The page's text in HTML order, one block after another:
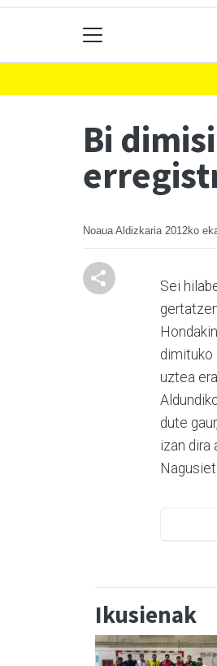
Bi
Noaua Aldizkaria 2012ko
Sei
dimituko
uztea
dute
izan dira
Ikusienak